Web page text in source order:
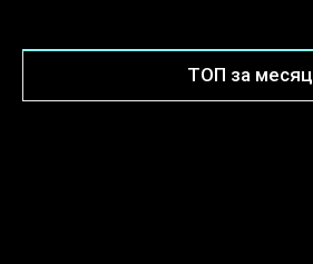
ТОП за месяц